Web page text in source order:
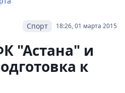
18:26, 01 марта 2015
Спорт
"Астана" и
к